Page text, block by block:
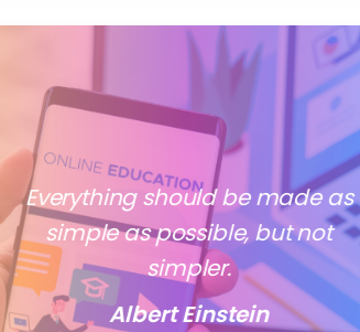
Everything should be made as
simple as possible, but not
simpler.
Albert Einstein